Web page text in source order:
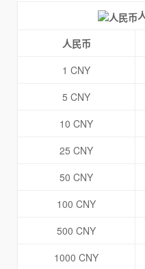
人民币
1 CNY
5 CNY
10 CNY
25 CNY
50 CNY
100 CNY
500 CNY
1000 CNY